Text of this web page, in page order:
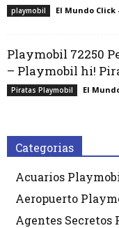
playmobil El Mundo Click
Playmobil 72250
– Playmobil hi!
Piratas Playmobil El
Categorias
Acuarios
Aeropuerto
Agentes Secretos